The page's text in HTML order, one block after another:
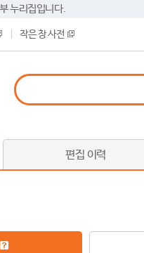
누리집입니다.
작은 창 사전
편집 이력